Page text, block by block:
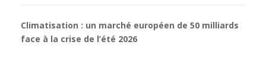
Climatisation : un marché européen de 50 milliards
face à la crise de l’été 2026